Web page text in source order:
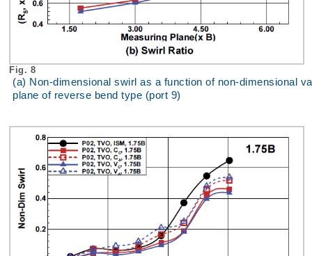
Fig. 8
(a) Non-dimensional swirl as a function of non-dimensional
plane of reverse bend type (port 9)